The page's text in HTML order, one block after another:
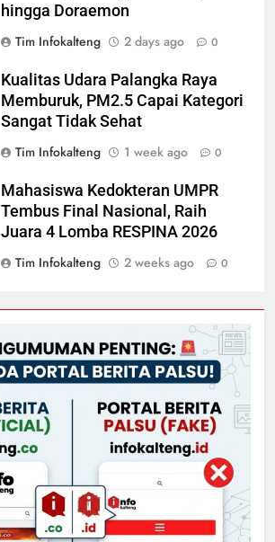
hingga Doraemon
Tim Infokalteng
2 days ago 0
Kualitas Udara Palangka Raya
Memburuk, PM2.5 Capai Kategori
Sangat Tidak Sehat
Tim Infokalteng
1 week ago 0
Mahasiswa Kedokteran UMPR
Tembus Final Nasional, Raih
Juara 4 Lomba RESPINA 2026
Tim Infokalteng
2 weeks ago 0